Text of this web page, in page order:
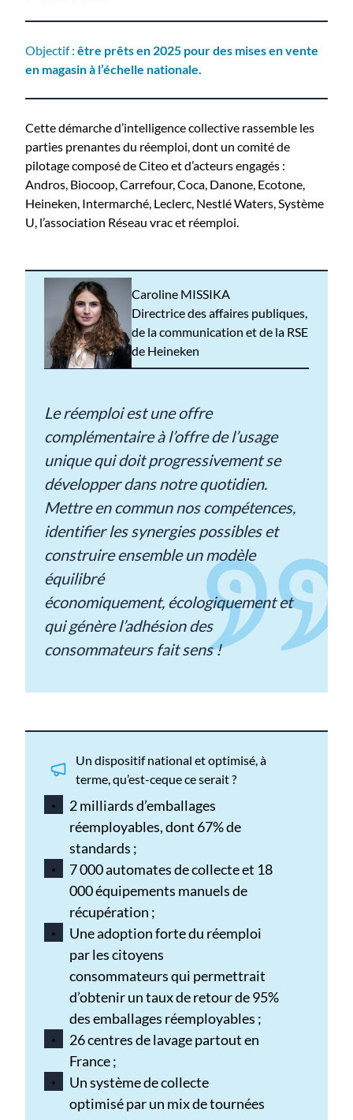
Objectif : être prêts en 2025 pour des mises en vente
en magasin à l’échelle nationale.
Cette démarche d’intelligence collective rassemble les
parties prenantes du réemploi, dont un comité de
pilotage composé de Citeo et d’acteurs engagés :
Andros, Biocoop, Carrefour, Coca, Danone, Ecotone,
Heineken, Intermarché, Leclerc, Nestlé Waters, Système
U, l’association Réseau vrac et réemploi.
Caroline MISSIKA
Directrice des affaires publiques,
de la communication et de la RSE
de Heineken
Le réemploi est une offre
complémentaire à l’offre de l’usage
unique qui doit progressivement se
développer dans notre quotidien.
Mettre en commun nos compétences,
identifier les synergies possibles et
construire ensemble un modèle
équilibré
économiquement, écologiquement et
qui génère l’adhésion des
consommateurs fait sens !
Un dispositif national et optimisé, à
terme, qu’est-ceque ce serait ?
2 milliards d’emballages
réemployables, dont 67% de
standards ;
7 000 automates de collecte et 18
000 équipements manuels de
récupération ;
Une adoption forte du réemploi
par les citoyens
consommateurs qui permettrait
d’obtenir un taux de retour de 95%
des emballages réemployables ;
26 centres de lavage partout en
France ;
Un système de collecte
optimisé par un mix de tournées